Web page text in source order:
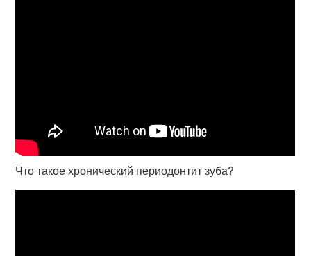
Что такое хронический периодонтит зуба?